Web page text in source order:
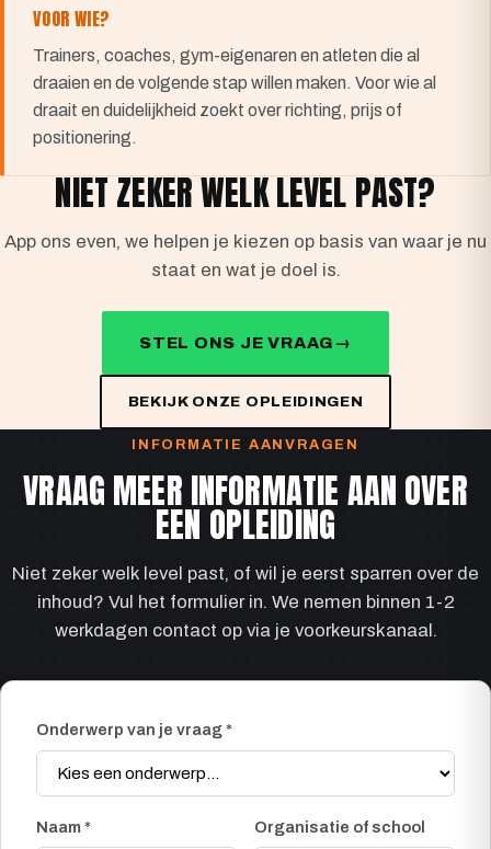
VOOR WIE?
Trainers, coaches, gym-eigenaren en atleten die al
draaien en de volgende stap willen maken. Voor wie al
draait en duidelijkheid zoekt over richting, prijs of
positionering.
NIET ZEKER WELK LEVEL PAST?
App ons even, we helpen je kiezen op basis van waar je nu
staat en wat je doel is.
STEL ONS JE VRAAG
BEKIJK ONZE OPLEIDINGEN
INFORMATIE AANVRAGEN
VRAAG MEER INFORMATIE AAN OVER
EEN OPLEIDING
Niet zeker welk level past, of wil je eerst sparren over de
inhoud? Vul het formulier in. We nemen binnen 1-2
werkdagen contact op via je voorkeurskanaal.
Onderwerp van je vraag *
Naam * Organisatie of school